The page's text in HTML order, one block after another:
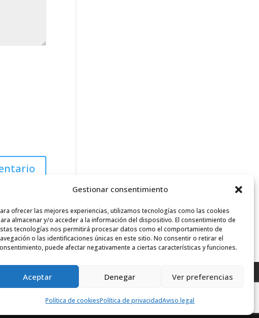
Gestionar consentimiento
ofrecer las mejores experiencias, utilizamos tecnologías como las cookies
almacenar y/o acceder a la información del dispositivo. El consentimiento de
tecnologías nos permitirá procesar datos como el comportamiento de
o las identificaciones únicas en este sitio. No consentir o retirar el
puede afectar negativamente a ciertas características y funciones.
Aceptar Denegar Ver preferencias
Política de cookiesPolítica de privacidadAviso legal